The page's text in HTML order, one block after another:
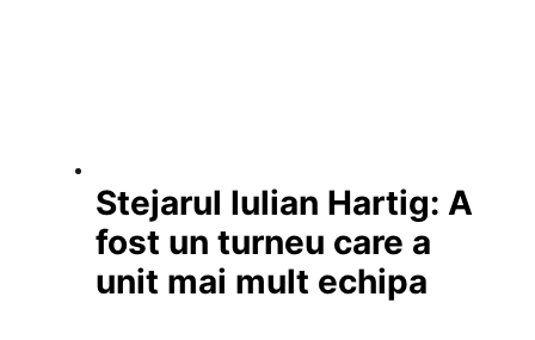
Stejarul Iulian Hartig: A
fost un turneu care a
unit mai mult echipa